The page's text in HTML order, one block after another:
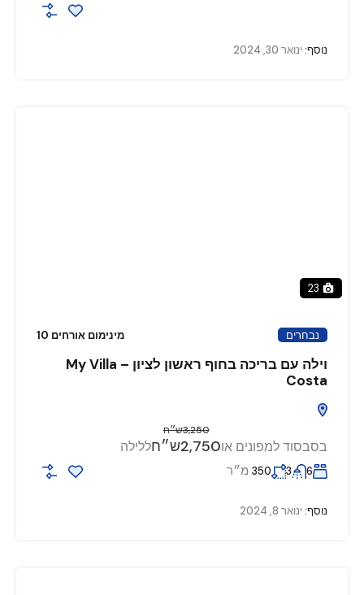
נוסף:ינואר 30, 2024
23
נבחרים מינימום אורחים 10
וילה עם בריכה בחוף ראשון לציון – My Villa
Costa
בסבסוד למפונים או2,750ש״ח
3,250ש״ח
ללילה
6
3
350 מ״ר
נוסף:ינואר 8, 2024